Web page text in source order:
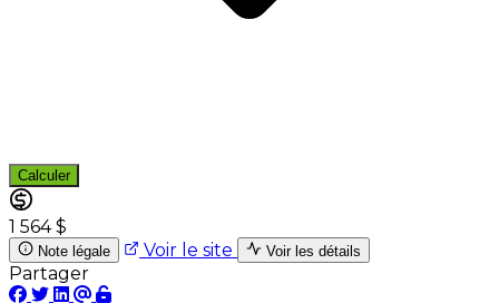
Calculer
1 564 $
Note légale Voir le site Voir les détails
Partager